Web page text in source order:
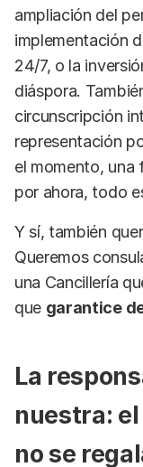
ampliación del
implementación
24/7, o la
diáspora.
circunscripción
representación
el momento,
por ahora, todo
Y sí, también
Queremos
una Cancillería
que garantice
La
nuestra:
no se